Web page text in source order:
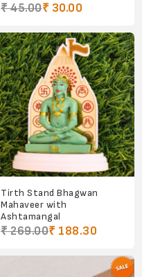
₹ 45.00₹ 30.00
Tirth Stand Bhagwan
Mahaveer with
Ashtamangal
₹ 269.00₹ 188.30